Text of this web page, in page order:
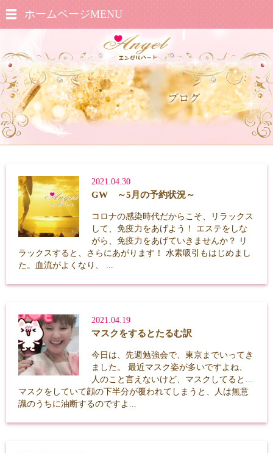
ホームページMENU
2021.04.30
GW ～5月の予約状況～
コロナの感染時代だからこそ、リラックス
して、免疫力をあげよう！ エステをしな
がら、免疫力をあげていきませんか？ リ
ラックスすると、さらにあがります！ 水素吸引もはじめまし
た。血流がよくなり、 ...
2021.04.19
マスクをするとたるむ訳
今日は、先週勉強会で、東京までいってき
ました。 最近マスク姿が多いですよね、
人のこと言えないけど、マスクしてると…
マスクをしていて顔の下半分が覆われてしまうと、人は無意
識のうちに油断するのですよ...